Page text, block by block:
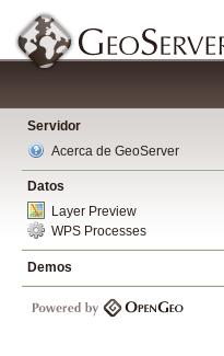
Servidor
Acerca de GeoServer
Datos
Layer Preview
WPS Processes
Demos